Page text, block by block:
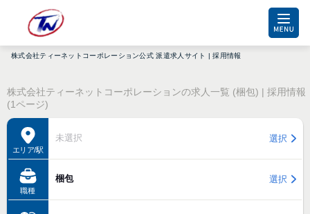
株式会社ティーネットコーポレーション公式 派遣求人サイト | 採用情報
株式会社ティーネットコーポレーションの求人一覧 (梱包) | 採用情報
(1ページ)
エリア/駅
未選択 選択
職種
梱包 選択